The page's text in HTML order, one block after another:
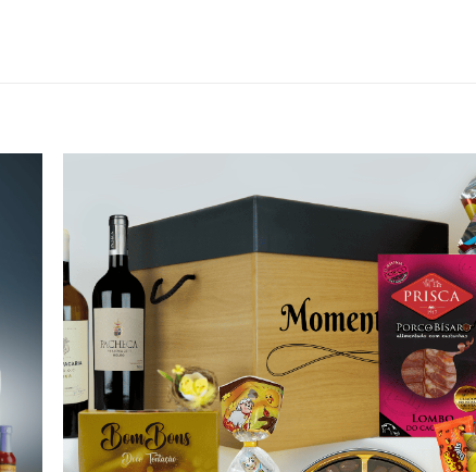
Adicionar
aos meus
desejos